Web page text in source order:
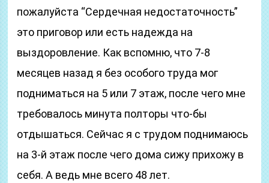
пожалуйста “Сердечная недостаточность”
это приговор или есть надежда на
выздоровление. Как вспомню, что 7-8
месяцев назад я без особого труда мог
подниматься на 5 или 7 этаж, после чего мне
требовалось минута полторы что-бы
отдышаться. Сейчас я с трудом поднимаюсь
на 3-й этаж после чего дома сижу прихожу в
себя. А ведь мне всего 48 лет.